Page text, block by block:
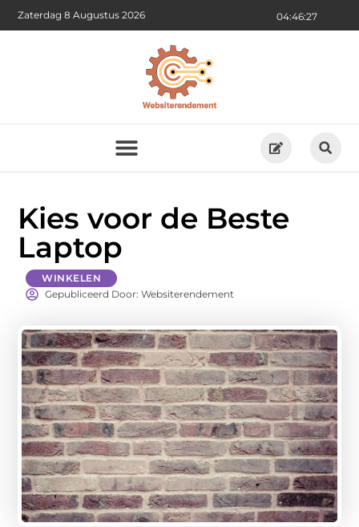
04:46:29
Zaterdag 8 Augustus 2026
Kies voor de Beste
Laptop
WINKELEN
Gepubliceerd Door: Websiterendement